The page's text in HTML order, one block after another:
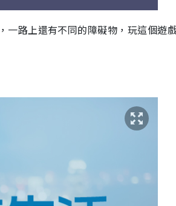
一路上還有不同的障礙物，玩這個遊